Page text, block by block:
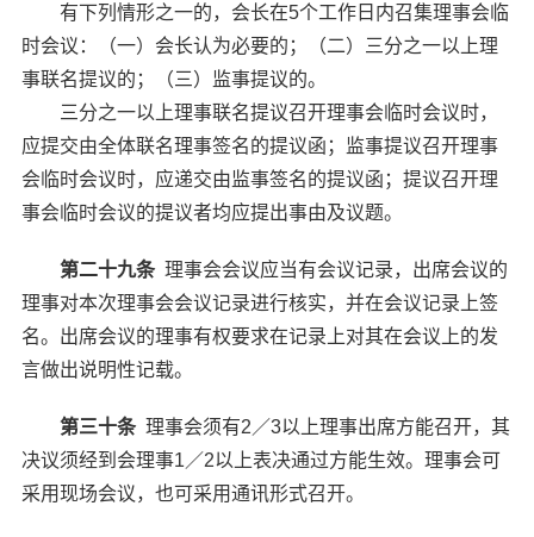
有下列情形之一的，会长在5个工作日内召集理事会临
时会议：（一）会长认为必要的；（二）三分之一以上理
事联名提议的；（三）监事提议的。
三分之一以上理事联名提议召开理事会临时会议时，
应提交由全体联名理事签名的提议函；监事提议召开理事
会临时会议时，应递交由监事签名的提议函；提议召开理
事会临时会议的提议者均应提出事由及议题。
第二十九条理事会会议应当有会议记录，出席会议的
理事对本次理事会会议记录进行核实，并在会议记录上签
名。出席会议的理事有权要求在记录上对其在会议上的发
言做出说明性记载。
第三十条理事会须有2／3以上理事出席方能召开，其
决议须经到会理事1／2以上表决通过方能生效。理事会可
采用现场会议，也可采用通讯形式召开。